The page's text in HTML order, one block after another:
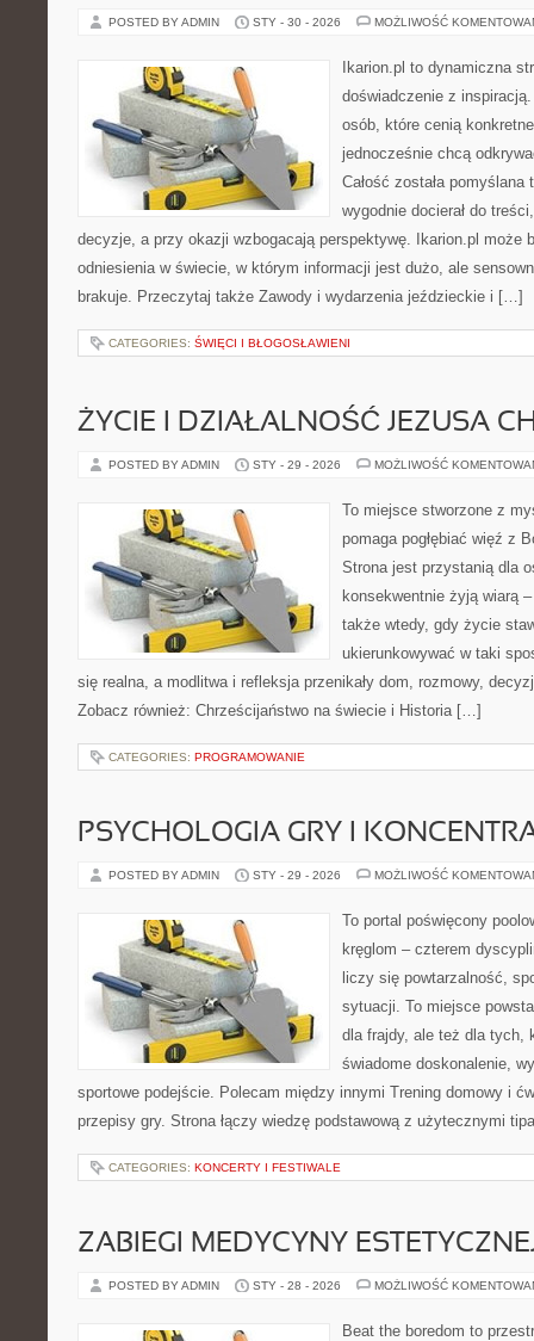
POSTED BY ADMIN STY - 30 - 2026 MOŻLIWOŚĆ
Ikarion.pl to dynamiczna
doświadczenie z
osób, które cenią
jednocześnie chcą
Całość została
wygodnie docierał do
decyzje, a przy okazji wzbogacają perspektywę. Ikarion.pl może
odniesienia w świecie, w którym informacji jest dużo, ale
brakuje. Przeczytaj także Zawody i wydarzenia jeździeckie i […]
CATEGORIES: ŚWIĘCI I BŁOGOSŁAWIENI
ŻYCIE I DZIAŁALNOŚĆ JEZUSA
POSTED BY ADMIN STY - 29 - 2026 MOŻLIWOŚĆ
To miejsce stworzone z
pomaga pogłębiać więź z
Strona jest przystanią dla
konsekwentnie żyją wiarą
także wtedy, gdy życie
ukierunkowywać w taki
się realna, a modlitwa i refleksja przenikały dom, rozmowy,
Zobacz również: Chrześcijaństwo na świecie i Historia […]
CATEGORIES: PROGRAMOWANIE
PSYCHOLOGIA GRY I
POSTED BY ADMIN STY - 29 - 2026 MOŻLIWOŚĆ
To portal poświęcony
kręglom – czterem
liczy się powtarzalność,
sytuacji. To miejsce
dla frajdy, ale też dla tych,
świadome doskonalenie,
sportowe podejście. Polecam między innymi Trening domowy i
przepisy gry. Strona łączy wiedzę podstawową z użytecznymi
CATEGORIES: KONCERTY I FESTIWALE
ZABIEGI MEDYCYNY
POSTED BY ADMIN STY - 28 - 2026 MOŻLIWOŚĆ
Beat the boredom to